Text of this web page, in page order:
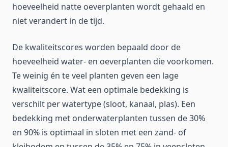
hoeveelheid natte oeverplanten wordt gehaald en
niet verandert in de tijd.
De kwaliteitscores worden bepaald door de
hoeveelheid water- en oeverplanten die voorkomen.
Te weinig én te veel planten geven een lage
kwaliteitscore. Wat een optimale bedekking is
verschilt per watertype (sloot, kanaal, plas). Een
bedekking met onderwaterplanten tussen de 30%
en 90% is optimaal in sloten met een zand- of